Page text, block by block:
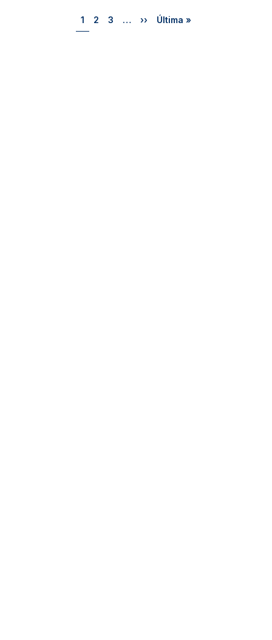
Página
1 Página
2 Página
3 … Próxima página
›› Última página
Última »